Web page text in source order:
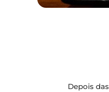
Depois